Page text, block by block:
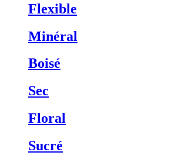
Flexible
Minéral
Boisé
Sec
Floral
Sucré